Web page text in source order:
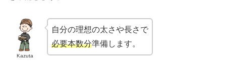
Kazuta
自分の理想の太さや長さで
必要本数分準備します。